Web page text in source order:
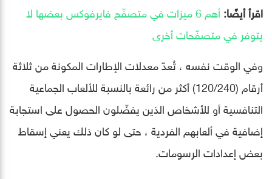
اقرأ أيضًا:
أهم 6 ميزات في متصفّح فايرفوكس بعضها لا
يتوفر في متصفّحات أخرى
وفي الوقت نفسه ، تُعدّ معدلات الإطارات المكونة من ثلاثة
أرقام (120/240) أكثر من رائعة بالنسبة للألعاب الجماعية
التنافسية أو للأشخاص الذين يفضّلون الحصول على استجابة
إضافية في ألعابهم الفردية ، حتى لو كان ذلك يعني إسقاط
بعض إعدادات الرسومات.